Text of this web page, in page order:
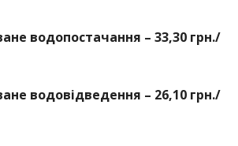
водопостачання – 33,30 грн./
водовідведення – 26,10 грн./